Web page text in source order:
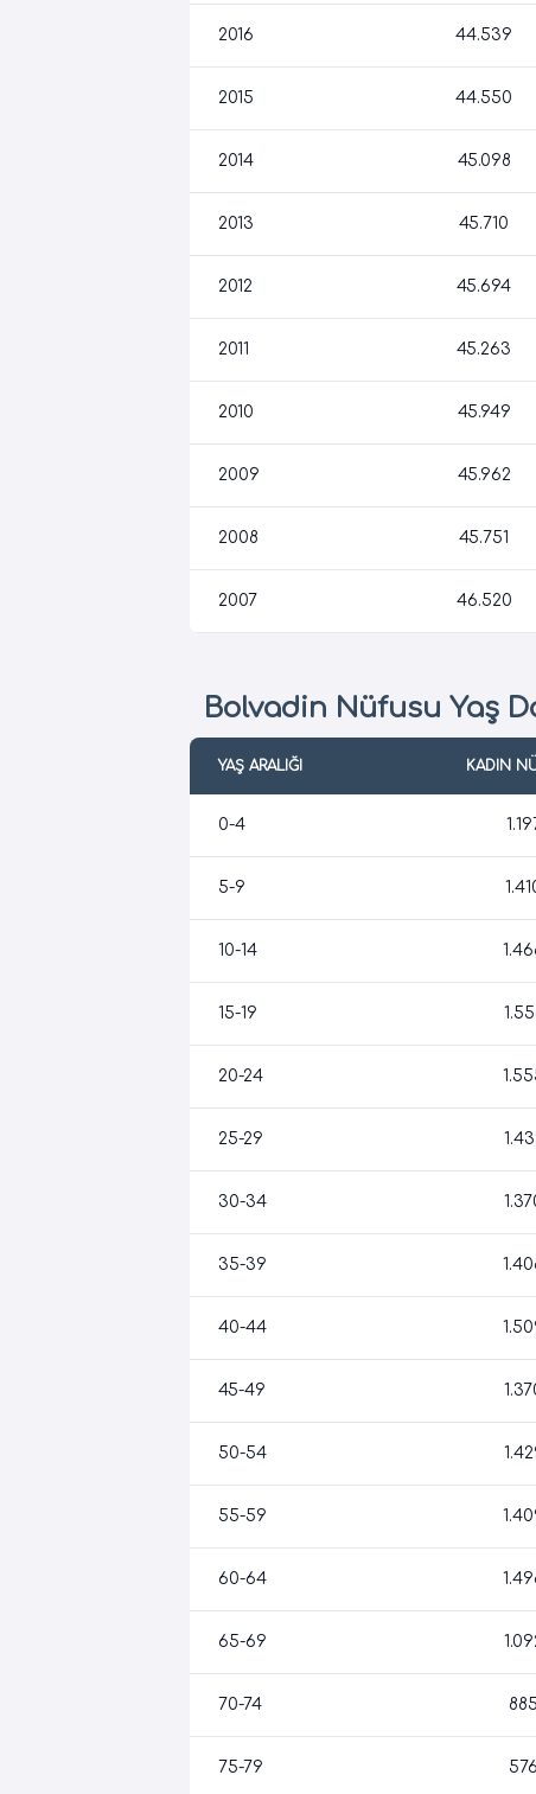
2016 44.539
2015 44.550
2014 45.098
2013 45.710
2012 45.694
2011 45.263
2010 45.949
2009 45.962
2008 45.751
2007 46.520
Bolvadin Nüfusu Yaş
YAŞ ARALIĞI KADIN
0-4
5-9
10-14
15-19
20-24
25-29
30-34
35-39
40-44
45-49
50-54
55-59
60-64
65-69
70-74 885
75-79 576